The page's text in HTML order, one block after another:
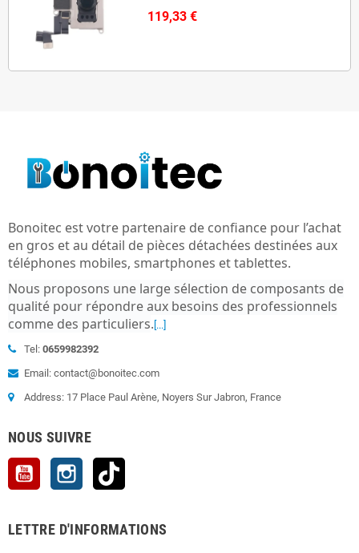
119,33 €
Bonoitec est votre partenaire de confiance pour l’achat
en gros et au détail de pièces détachées destinées aux
téléphones mobiles, smartphones et tablettes.
Nous proposons une large sélection de composants de
qualité pour répondre aux besoins des professionnels
comme des particuliers. [...]
Tel: 0659982392
Email: contact@bonoitec.com
Address: 17 Place Paul Arène, Noyers Sur Jabron, France
NOUS SUIVRE
YouTube Instagram
LETTRE D'INFORMATIONS